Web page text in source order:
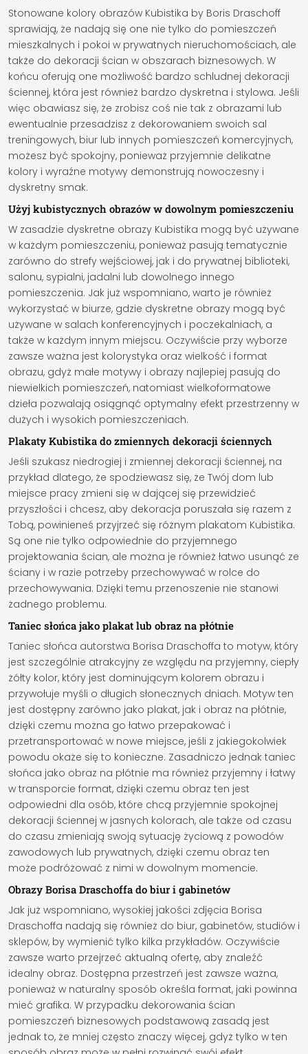
Stonowane kolory obrazów Kubistika by Boris Draschoff
sprawiają, że nadają się one nie tylko do pomieszczeń
mieszkalnych i pokoi w prywatnych nieruchomościach, ale
także do dekoracji ścian w obszarach biznesowych. W
końcu oferują one możliwość bardzo schludnej dekoracji
ściennej, która jest również bardzo dyskretna i stylowa. Jeśli
więc obawiasz się, że zrobisz coś nie tak z obrazami lub
ewentualnie przesadzisz z dekorowaniem swoich sal
treningowych, biur lub innych pomieszczeń komercyjnych,
możesz być spokojny, ponieważ przyjemnie delikatne
kolory i wyraźne motywy demonstrują nowoczesny i
dyskretny smak.
Użyj kubistycznych obrazów w dowolnym pomieszczeniu
W zasadzie dyskretne obrazy Kubistika mogą być używane
w każdym pomieszczeniu, ponieważ pasują tematycznie
zarówno do strefy wejściowej, jak i do prywatnej biblioteki,
salonu, sypialni, jadalni lub dowolnego innego
pomieszczenia. Jak już wspomniano, warto je również
wykorzystać w biurze, gdzie dyskretne obrazy mogą być
używane w salach konferencyjnych i poczekalniach, a
także w każdym innym miejscu. Oczywiście przy wyborze
zawsze ważna jest kolorystyka oraz wielkość i format
obrazu, gdyż małe motywy i obrazy najlepiej pasują do
niewielkich pomieszczeń, natomiast wielkoformatowe
dzieła pozwalają osiągnąć optymalny efekt przestrzenny w
dużych i wysokich pomieszczeniach.
Plakaty Kubistika do zmiennych dekoracji ściennych
Jeśli szukasz niedrogiej i zmiennej dekoracji ściennej, na
przykład dlatego, że spodziewasz się, że Twój dom lub
miejsce pracy zmieni się w dającej się przewidzieć
przyszłości i chcesz, aby dekoracja poruszała się razem z
Tobą, powinieneś przyjrzeć się różnym plakatom Kubistika.
Są one nie tylko odpowiednie do przyjemnego
projektowania ścian, ale można je również łatwo usunąć ze
ściany i w razie potrzeby przechowywać w rolce do
przechowywania. Dzięki temu przenoszenie nie stanowi
żadnego problemu.
Taniec słońca jako plakat lub obraz na płótnie
Taniec słońca autorstwa Borisa Draschoffa to motyw, który
jest szczególnie atrakcyjny ze względu na przyjemny, ciepły
żółty kolor, który jest dominującym kolorem obrazu i
przywołuje myśli o długich słonecznych dniach. Motyw ten
jest dostępny zarówno jako plakat, jak i obraz na płótnie,
dzięki czemu można go łatwo przepakować i
przetransportować w nowe miejsce, jeśli z jakiegokolwiek
powodu okaże się to konieczne. Zasadniczo jednak taniec
słońca jako obraz na płótnie ma również przyjemny i łatwy
w transporcie format, dzięki czemu obraz ten jest
odpowiedni dla osób, które chcą przyjemnie spokojnej
dekoracji ściennej w jasnych kolorach, ale także od czasu
do czasu zmieniają swoją sytuację życiową z powodów
zawodowych lub prywatnych, dzięki czemu obraz ten
może podróżować z nimi w dowolnym momencie.
Obrazy Borisa Draschoffa do biur i gabinetów
Jak już wspomniano, wysokiej jakości zdjęcia Borisa
Draschoffa nadają się również do biur, gabinetów, studiów i
sklepów, by wymienić tylko kilka przykładów. Oczywiście
zawsze warto przejrzeć aktualną ofertę, aby znaleźć
idealny obraz. Dostępna przestrzeń jest zawsze ważna,
ponieważ w naturalny sposób określa format, jaki powinna
mieć grafika. W przypadku dekorowania ścian
pomieszczeń biznesowych podstawową zasadą jest
jednak to, że mniej często znaczy więcej, gdyż tylko w ten